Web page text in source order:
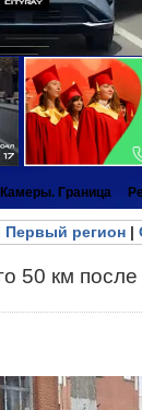
Камеры. Граница
Первый регион|
50 км